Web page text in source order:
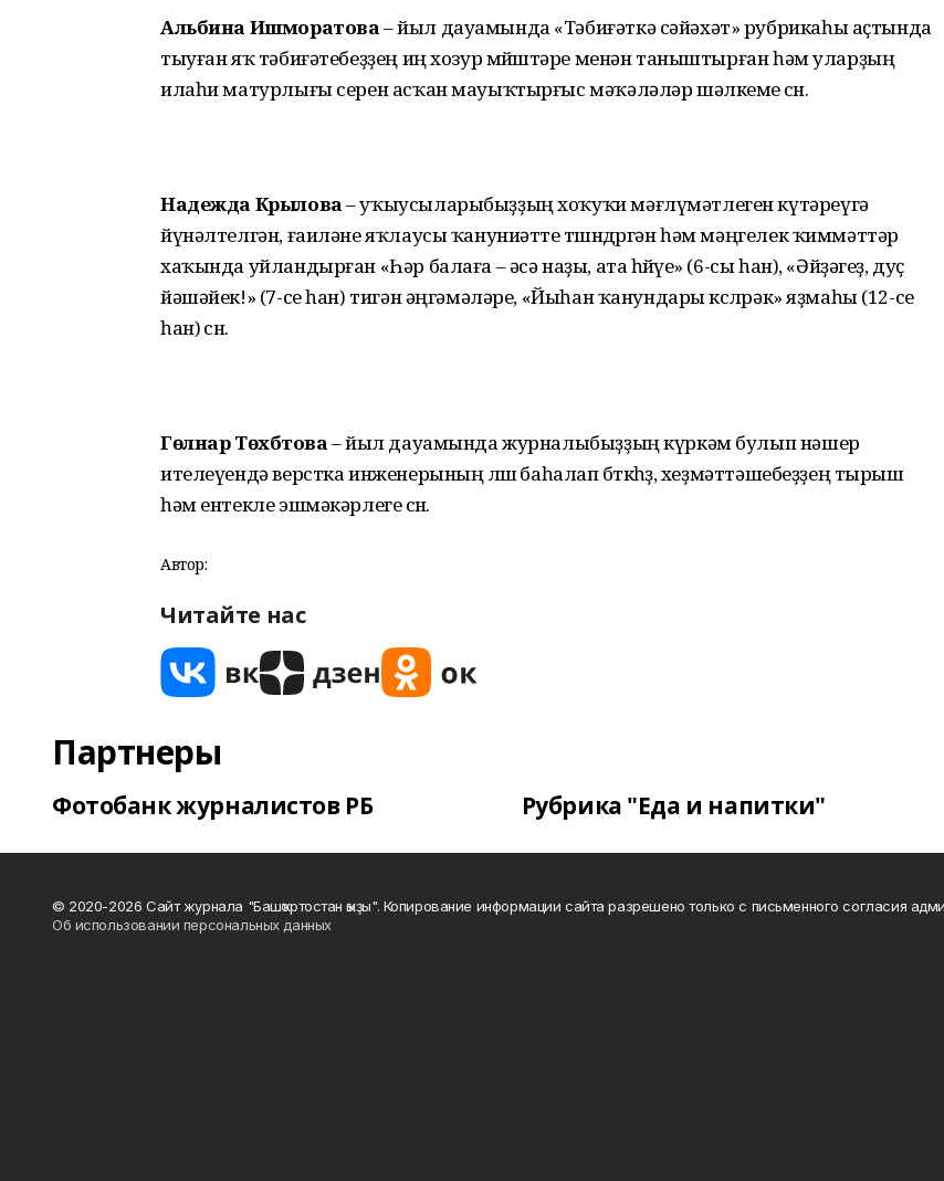
Альбина Ишморатова– йыл дауамында «Тәбиғәткә сәйәхәт» рубрикаһы аҫтында
тыуған яҡ тәбиғәтебеҙҙең иң хозур мөйөштәре менән таныштырған һәм уларҙың
илаһи матурлығы серен асҡан мауыҡтырғыс мәҡәләләр шәлкеме өсөн.
Надежда Крылова– уҡыусылары­быҙҙың хоҡуҡи мәғлүмәтлеген күтәреүгә
йүнәлтелгән, ғаиләне яҡлаусы ҡануниәтте төшөндөргән һәм мәңгелек ҡиммәттәр
хаҡында уйлан­дырған «Һәр балаға – әсә наҙы, ата һөйөүе» (6-сы һан), «Әйҙәгеҙ, дуҫ
йәшәйек!» (7-се һан) тигән әңгәмәләре, «Йыһан ҡанундары көслөрәк» яҙмаһы (12-се
һан) өсөн.
Гөлнар Төхбәтова– йыл дауамында журналыбыҙҙың күркәм булып нәшер
ителеүендә верстка инженерының өлөшө баһалап бөткөһөҙ, хеҙмәттәшебеҙҙең тырыш
һәм ентекле эшмәкәрлеге өсөн.
Автор:
Читайте нас
Партнеры
Фотобанк журналистов РБ Рубрика "Еда и напитки"
© 2020-2026 Сайт журнала "Башҡортостан ҡыҙы". Копирование информации сайта разрешено только с письменного согласия
Об использовании персональных данных